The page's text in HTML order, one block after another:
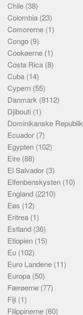
Tekstannoncer
Bannere
Hjælp
Chile (38)
Colombia (23)
Comorerne (1)
Congo (9)
Cookøerne (1)
Costa Rica (8)
Cuba (14)
Cypern (55)
Danmark (8112)
Djibouti (1)
Dominikanske Republik
Ecuador (7)
Egypten (102)
Eire (88)
El Salvador (3)
Elfenbenskysten (10)
England (2210)
Eøs (12)
Eritrea (1)
Estland (36)
Etiopien (15)
Eu (102)
Euro Landene (11)
Europa (50)
Færøerne (77)
Fiji (1)
Filippinerne (60)